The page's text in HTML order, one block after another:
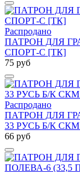
Распродано
ПАТРОН ДЛЯ
СПОРТ-С [ТК]
75 руб
Распродано
ПАТРОН ДЛЯ
33 РУСЬ Б/К
66 руб